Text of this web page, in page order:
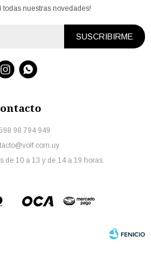
98 794 949
de 10 a 13 y de 14 a 19 horas.
todas nuestras novedades!
SUSCRIBIRME
 